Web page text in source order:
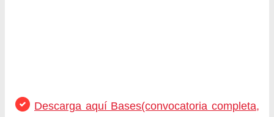
Descarga aquí Bases(convocatoria completa,